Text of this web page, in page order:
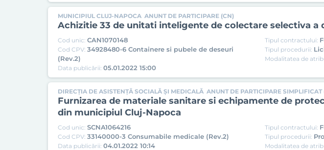
MUNICIPIUL CLUJ-NAPOCA ANUNT DE PARTICIPARE (CN)
Achizitie 33 de unitati inteligente de colectare selectiva a
Cod unic: CAN1070148
Cod CPV: 34928480-6 Containere si pubele de deseuri
(Rev.2)
Data publicării: 05.01.2022 15:00
Tipul contractului:
Tipul procedurii:
Modalitatea de
DIRECȚIA DE ASISTENȚĂ SOCIALĂ ȘI MEDICALĂ ANUNT DE PARTICIPARE SIMPLIFICAT
Furnizarea de materiale sanitare si echipamente de
din municipiul Cluj-Napoca
Cod unic: SCNA1064216
Cod CPV: 33140000-3 Consumabile medicale (Rev.2)
Data publicării: 04.01.2022 10:14
Tipul contractului:
Tipul procedurii:
Modalitatea de